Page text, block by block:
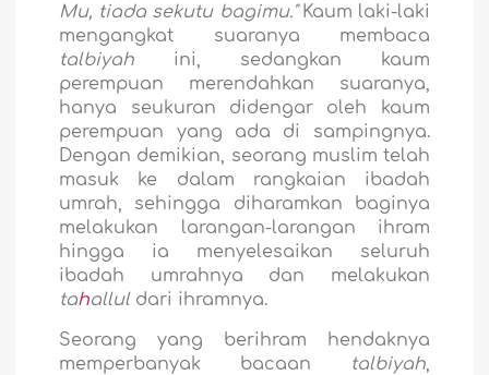
Mu, tiada sekutu bagimu."Kaum laki-laki
mengangkat suaranya membaca
talbiyah ini, sedangkan kaum
perempuan merendahkan suaranya,
hanya seukuran didengar oleh kaum
perempuan yang ada di sampingnya.
Dengan demikian, seorang muslim telah
masuk ke dalam rangkaian ibadah
umrah, sehingga diharamkan baginya
melakukan larangan-larangan ihram
hingga ia menyelesaikan seluruh
ibadah umrahnya dan melakukan
tahalluldari ihramnya.
Seorang yang berihram hendaknya
memperbanyak bacaan
talbiyah,